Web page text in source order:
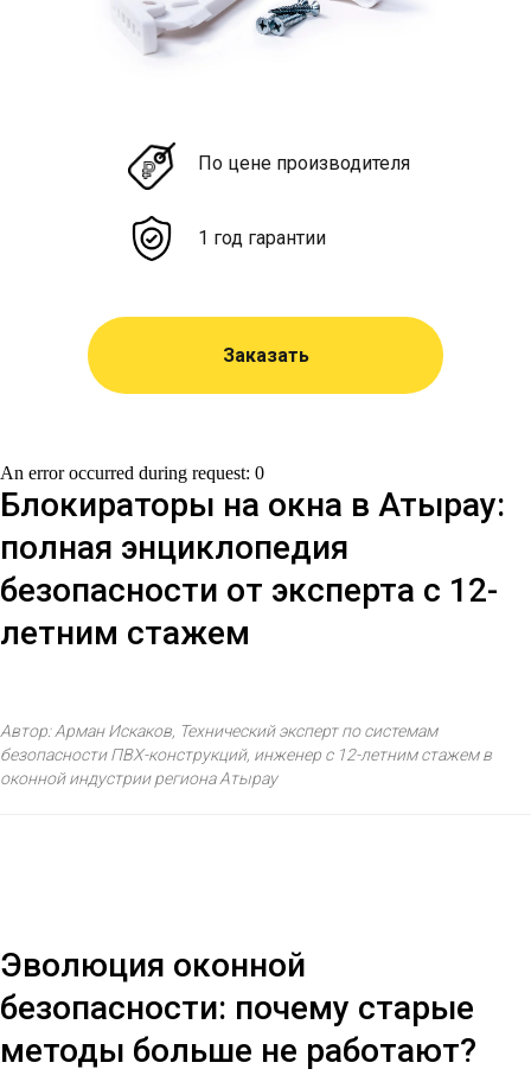
По цене производителя
1 год гарантии
Заказать
An error occurred during request: 0
Блокираторы на окна в Атырау:
полная энциклопедия
безопасности от эксперта с 12-
летним стажем
Автор: Арман Искаков, Технический эксперт по системам
безопасности ПВХ-конструкций, инженер с 12-летним стажем в
оконной индустрии региона Атырау
Эволюция оконной
безопасности: почему старые
методы больше не работают?